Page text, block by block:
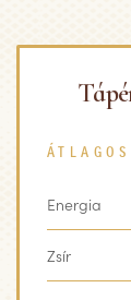
Energia
Zsír